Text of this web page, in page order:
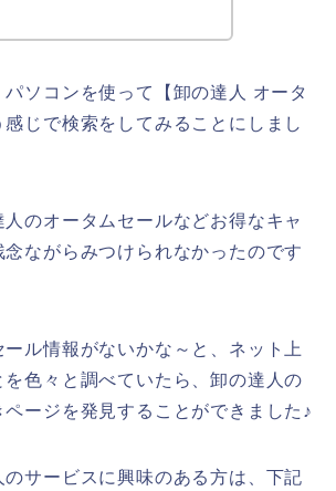
パソコンを使って【卸の達人 オータ
感じで検索をしてみることにしまし
のオータムセールなどお得なキャ
念ながらみつけられなかったのです
ル情報がないかな～と、ネット上
色々と調べていたら、卸の達人の
ージを発見することができました♪
サービスに興味のある方は、下記